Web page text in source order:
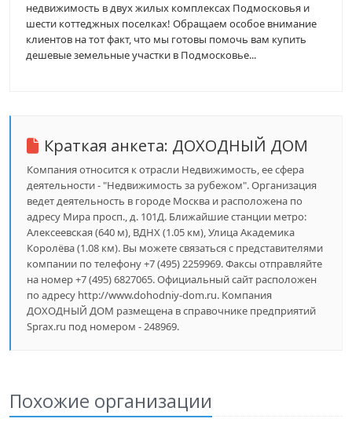
недвижимость в двух жилых комплексах Подмосковья и
шести коттеджных поселках! Обращаем особое внимание
клиентов на тот факт, что мы готовы помочь вам купить
дешевые земельные участки в Подмосковье...
Краткая анкета: ДОХОДНЫЙ ДОМ
Компания относится к отрасли Недвижимость, ее сфера
деятельности - "Недвижимость за рубежом". Организация
ведет деятельность в городе Москва и расположена по
адресу Мира просп., д. 101Д. Ближайшие станции метро:
Алексеевская (640 м), ВДНХ (1.05 км), Улица Академика
Королёва (1.08 км). Вы можете связаться с представителями
компании по телефону +7 (495) 2259969. Факсы отправляйте
на номер +7 (495) 6827065. Официальный сайт расположен
по адресу http://www.dohodniy-dom.ru. Компания
ДОХОДНЫЙ ДОМ размещена в справочнике предприятий
Sprax.ru под номером - 248969.
Похожие организации